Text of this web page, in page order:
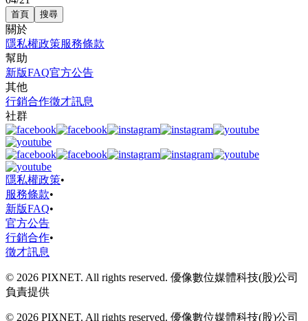
首頁 搜尋
關於
隱私權政策服務條款
幫助
新版FAQ官方公告
其他
行銷合作徵才訊息
社群
隱私權政策•
服務條款•
新版FAQ•
官方公告
行銷合作•
徵才訊息
© 2026 PIXNET. All rights reserved. 優像數位媒體科技(股)公司
負責提供
© 2026 PIXNET. All rights reserved. 優像數位媒體科技(股)公司